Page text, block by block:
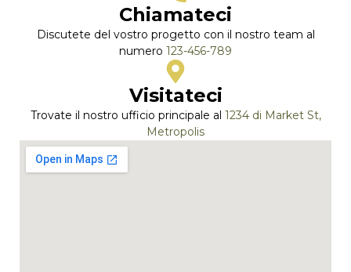
Chiamateci
Discutete del vostro progetto con il nostro team al
numero 123-456-789
Visitateci
Trovate il nostro ufficio principale al 1234 di Market St,
Metropolis